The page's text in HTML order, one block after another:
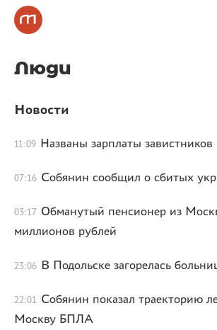
Люди
Новости
11:09 Названы зарплаты завистников
07:16 Собянин сообщил о сбитых
03:17 Обманутый пенсионер из
миллионов рублей
23:06 В Подольске загорелась
22:01
Собянин показал траекторию
Москву БПЛА